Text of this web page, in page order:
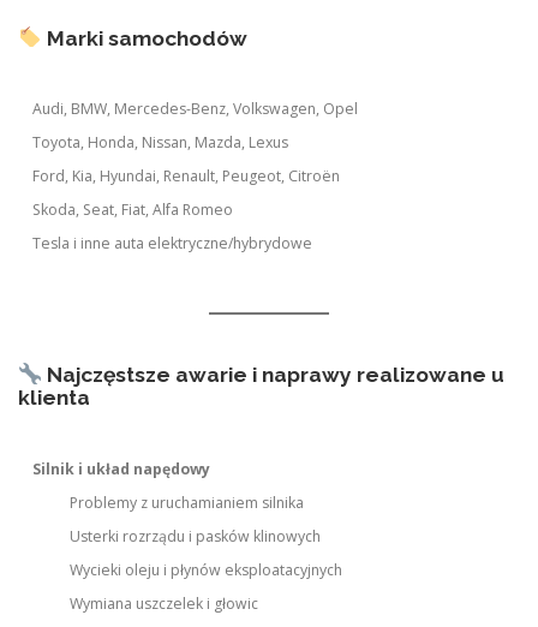
Marki samochodów
Audi, BMW, Mercedes-Benz, Volkswagen, Opel
Toyota, Honda, Nissan, Mazda, Lexus
Ford, Kia, Hyundai, Renault, Peugeot, Citroën
Skoda, Seat, Fiat, Alfa Romeo
Tesla i inne auta elektryczne/hybrydowe
Najczęstsze awarie i naprawy realizowane u
klienta
Silnik i układ napędowy
Problemy z uruchamianiem silnika
Usterki rozrządu i pasków klinowych
Wycieki oleju i płynów eksploatacyjnych
Wymiana uszczelek i głowic